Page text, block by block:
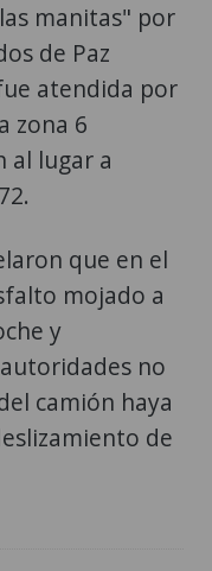
manitas" por
de Paz
atendida por
zona 6
al lugar a
que en el
mojado a
y
no
camión haya
de